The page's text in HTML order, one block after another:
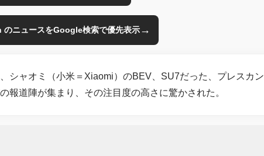
のニュースをGoogle検索で優先表示→
シャオミ（小米＝Xiaomi）のBEV、SU7だった、プレスカン
報道陣が集まり、その注目度の高さに驚かされた。